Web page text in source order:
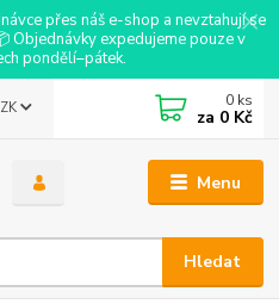
přes náš e-shop a nevztahují se
Objednávky expedujeme pouze v
pondělí–pátek.
Menu
Hledat
0 ks
za 0 Kč